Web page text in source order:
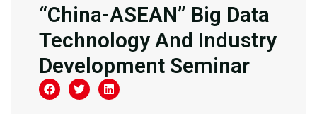
“China-ASEAN” Big Data
Technology And Industry
Development Seminar